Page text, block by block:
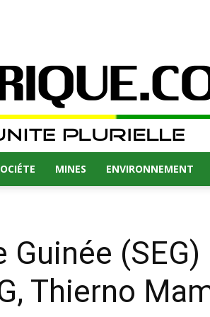
MINES ENVIRONNEMENT
Thierno